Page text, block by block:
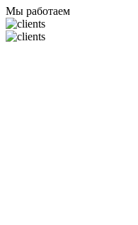
Мы работаем